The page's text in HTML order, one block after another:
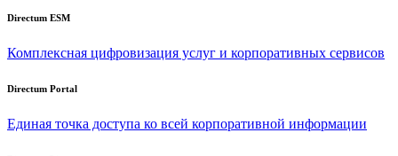
Directum ESM
Комплексная цифровизация услуг и корпоративных сервисов
Directum Portal
Единая точка доступа ко всей корпоративной информации